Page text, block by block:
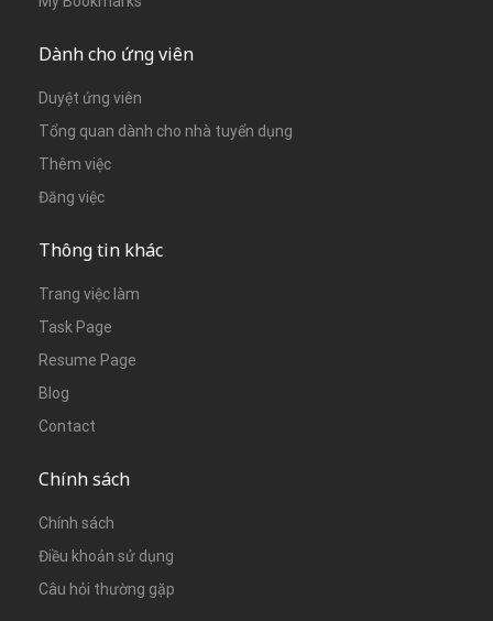
Dành cho ứng viên
Duyệt ứng viên
Tổng quan dành cho nhà tuyển dụng
Thêm việc
Đăng việc
Thông tin khác
Trang việc làm
Task Page
Resume Page
Blog
Contact
Chính sách
Chính sách
Điều khoản sử dụng
Câu hỏi thường gặp